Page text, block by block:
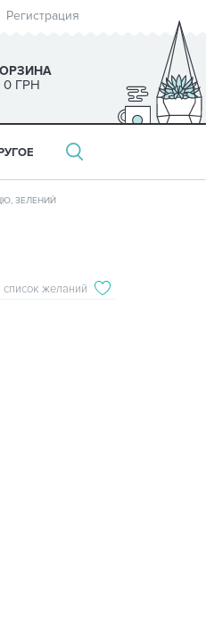
Регистрация
0 ГРН
ЗЕЛЕНИЙ
желаний